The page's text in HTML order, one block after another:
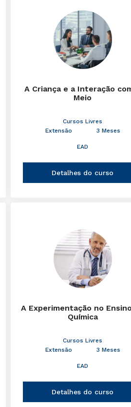
A Criança e a Interação
Meio
Cursos Livres
Extensão
3 Meses
EAD
Detalhes do curso
A Experimentação no
Química
Cursos Livres
Extensão
3 Meses
EAD
Detalhes do curso